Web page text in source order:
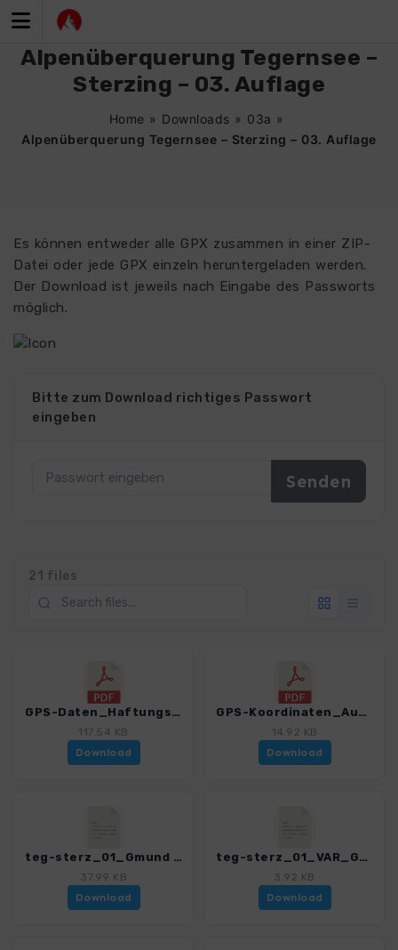
Inhalt
Alpenüberquerung Tegernsee –
Sterzing – 03. Auflage
Home » Downloads » 03a »
Alpenüberquerung Tegernsee – Sterzing – 03. Auflage
Es können entweder alle GPX zusammen in einer ZIP-
Datei oder jede GPX einzeln heruntergeladen werden.
Der Download ist jeweils nach Eingabe des Passworts
möglich.
Bitte zum Download richtiges Passwort
eingeben
21 files
GPS-Daten_Haftungsausschluss-Nutzungsbedingungen_WF_Tegernsee-Sterzing.pdf
117.54 KB
Download
GPS-Koordinaten_Ausgangspunkte_WF_Tegernsee-Sterzing.pdf
14.92 KB
Download
teg-sterz_01_Gmund - Kreuth.gpx
37.99 KB
Download
teg-sterz_01_VAR_Gmund - Kreuth.gpx
3.92 KB
Download